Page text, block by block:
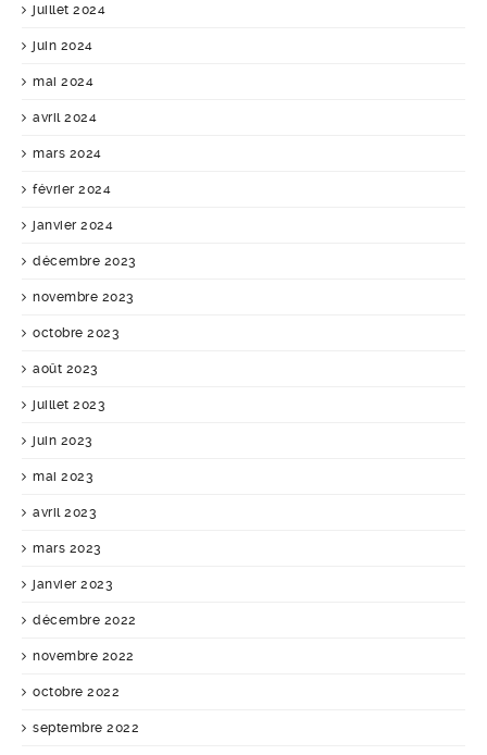
juillet 2024
juin 2024
mai 2024
avril 2024
mars 2024
février 2024
janvier 2024
décembre 2023
novembre 2023
octobre 2023
août 2023
juillet 2023
juin 2023
mai 2023
avril 2023
mars 2023
janvier 2023
décembre 2022
novembre 2022
octobre 2022
septembre 2022